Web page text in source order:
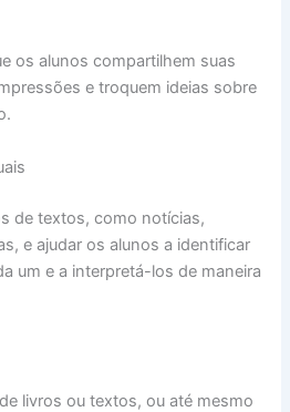
os alunos compartilhem suas
e troquem ideias sobre
de textos, como notícias,
e ajudar os alunos a identificar
um e a interpretá-los de maneira
livros ou textos, ou até mesmo